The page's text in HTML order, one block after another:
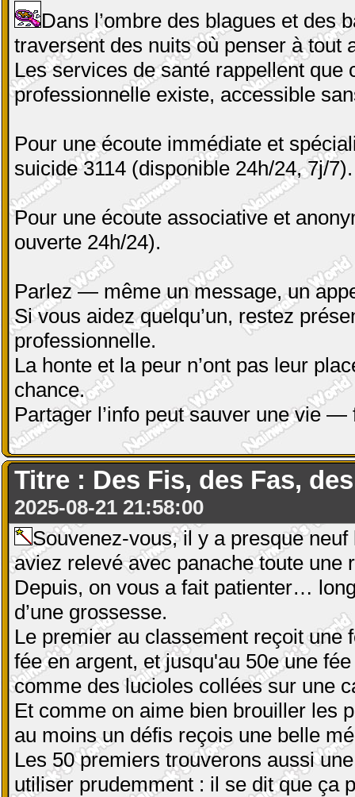
Dans l’ombre des blagues et des
traversent des nuits où penser à tout
Les services de santé rappellent que
professionnelle existe, accessible
Pour une écoute immédiate et
suicide 3114 (disponible 24h/24, 7j/7).
Pour une écoute associative et
ouverte 24h/24).
Parlez — même un message, un
Si vous aidez quelqu’un, restez
professionnelle.
La honte et la peur n’ont pas leur
chance.
Partager l’info peut sauver une vie
Titre : Des Fis, des Fas,
2025-08-21 21:58:00
Souvenez-vous, il y a presque
aviez relevé avec panache toute
Depuis, on vous a fait patienter…
d’une grossesse.
Le premier au classement reçoit une
fée en argent, et jusqu'au 50e une
comme des lucioles collées sur une
Et comme on aime bien brouiller les
au moins un défis reçois une belle
Les 50 premiers trouverons aussi
utiliser prudemment : il se dit que